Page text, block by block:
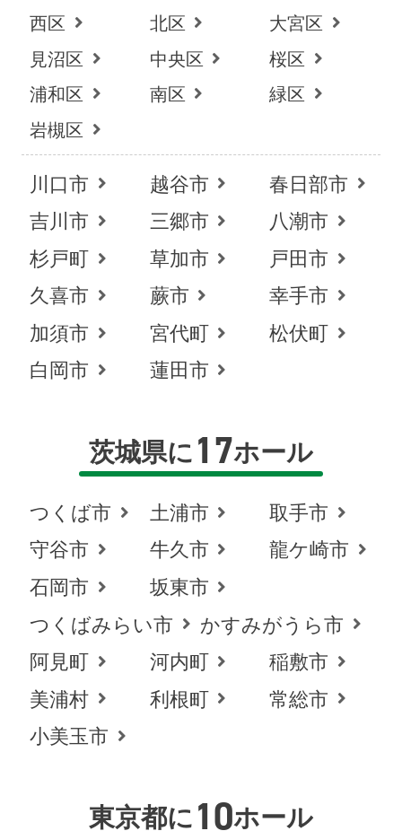
西区
北区
大宮区
見沼区
中央区
桜区
浦和区
南区
緑区
岩槻区
川口市 越谷市
春日部市
吉川市
三郷市
八潮市
杉戸町
草加市
戸田市
久喜市
蕨市
幸手市
加須市
宮代町
松伏町
白岡市
蓮田市
茨城県に 17ホール
つくば市 土浦市
取手市
守谷市
牛久市
龍ケ崎市
石岡市
坂東市
つくばみらい市
かすみがうら市
阿見町
河内町
稲敷市
美浦村
利根町
常総市
小美玉市
東京都に 10ホール